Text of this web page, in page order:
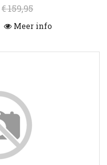
€ 159,95
Meer info